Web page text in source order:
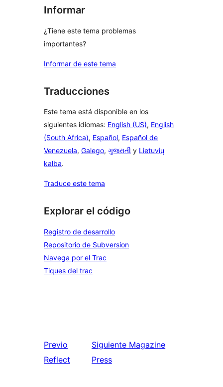
Informar
¿Tiene este tema problemas
importantes?
Informar de este tema
Traducciones
Este tema está disponible en los
siguientes idiomas: English (US), English
(South Africa), Español, Español de
Venezuela, Galego, ગુજરાતી y Lietuvių
kalba.
Traduce este tema
Explorar el código
Registro de desarrollo
Repositorio de Subversion
Navega por el Trac
Tiques del trac
Previo
Reflect
Siguiente Magazine
Press